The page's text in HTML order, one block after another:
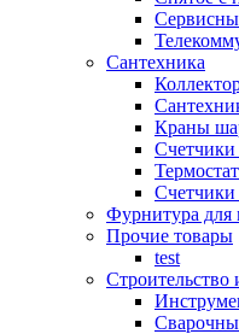
Сантехника
Краны
Счетчики
Фурнитура для
Прочие товары
test
Строительство